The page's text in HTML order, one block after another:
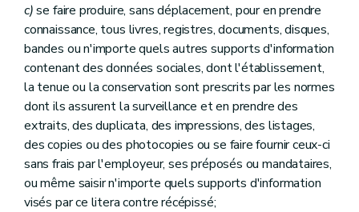
c)se faire produire, sans déplacement, pour en prendre
connaissance, tous livres, registres, documents, disques,
bandes ou n'importe quels autres supports d'information
contenant des données sociales, dont l'établissement,
la tenue ou la conservation sont prescrits par les normes
dont ils assurent la surveillance et en prendre des
extraits, des duplicata, des impressions, des listages,
des copies ou des photocopies ou se faire fournir ceux-ci
sans frais par l'employeur, ses préposés ou mandataires,
ou même saisir n'importe quels supports d'information
visés par ce litera contre récépissé;